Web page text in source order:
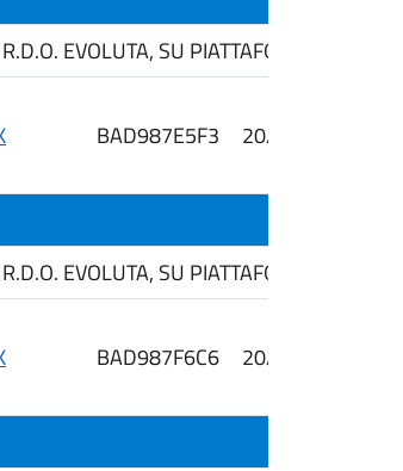
EVOLUTA, SU PIATTAFORMA ME.PA.,
BAD987E5F3 20/03/2026
EVOLUTA, SU PIATTAFORMA ME.PA.,
BAD987F6C6 20/03/2026